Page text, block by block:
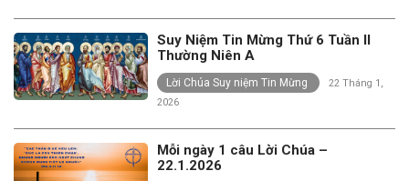
Suy Niệm Tin Mừng Thứ 6 Tuần II
Thường Niên A
Lời Chúa Suy niệm Tin Mừng
22 Tháng 1,
2026
Mỗi ngày 1 câu Lời Chúa –
22.1.2026